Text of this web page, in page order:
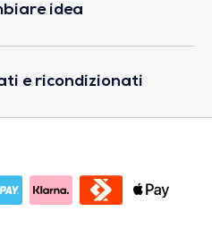
idea
e ricondizionati